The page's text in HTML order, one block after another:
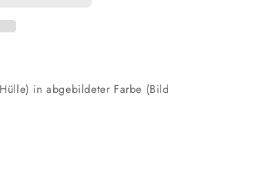
in abgebildeter Farbe (Bild